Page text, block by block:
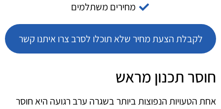
מחירים משתלמים
לקבלת הצעת מחיר שלא תוכלו לסרב צרו איתנו קשר
חוסר תכנון מראש
אחת הטעויות הנפוצות ביותר בשגרה ערב רגועה היא חוסר